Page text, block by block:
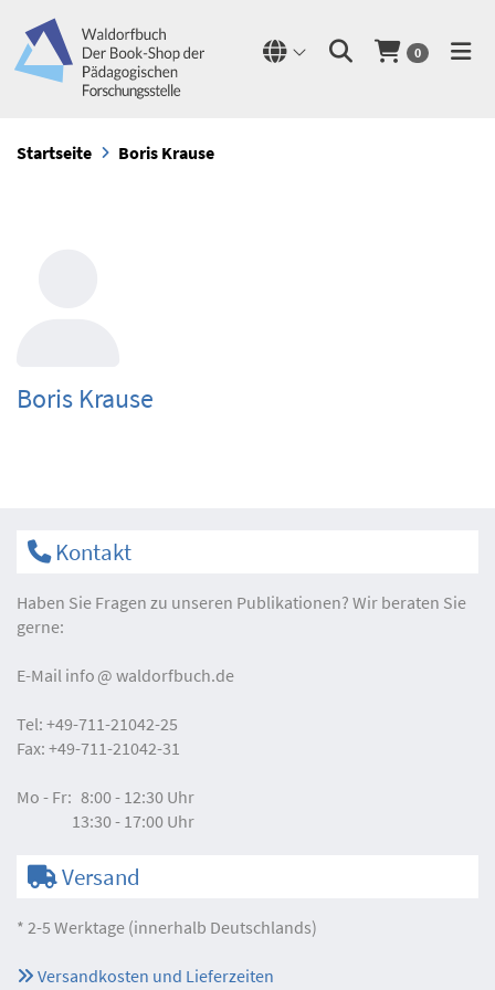
0
Startseite Boris Krause
Boris Krause
Kontakt
Haben Sie Fragen zu unseren Publikationen? Wir beraten Sie
gerne:
E-Mail info waldorfbuch.de
Tel: +49-711-21042-25
Fax: +49-711-21042-31
Mo - Fr: 8:00 - 12:30 Uhr
13:30 - 17:00 Uhr
Versand
* 2-5 Werktage (innerhalb Deutschlands)
Versandkosten und Lieferzeiten